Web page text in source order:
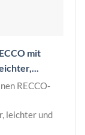
mit
RECCO-
leichter und